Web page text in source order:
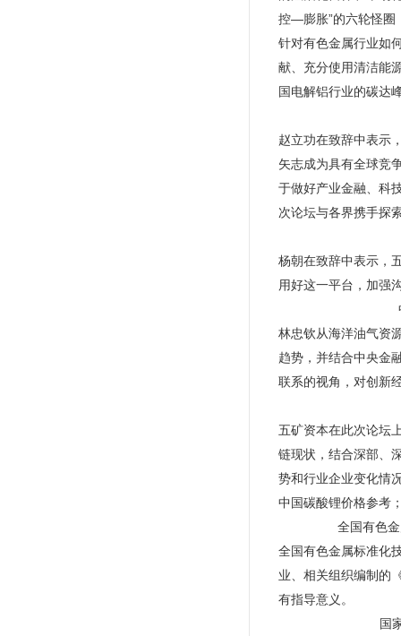
控—膨胀”的六轮怪圈
针对有色金属行业如
献、充分使用清洁能
国电解铝行业的碳达
赵立功在致辞中表示
矢志成为具有全球竞
于做好产业金融、科
次论坛与各界携手探
杨朝在致辞中表示，
用好这一平台，加强
林忠钦从海洋油气资
趋势，并结合中央金
联系的视角，对创新
五矿资本在此次论坛
链现状，结合深部、
势和行业企业变化情
中国碳酸锂价格参考
全国有色
全国有色金属标准化
业、相关组织编制的
有指导意义。
国